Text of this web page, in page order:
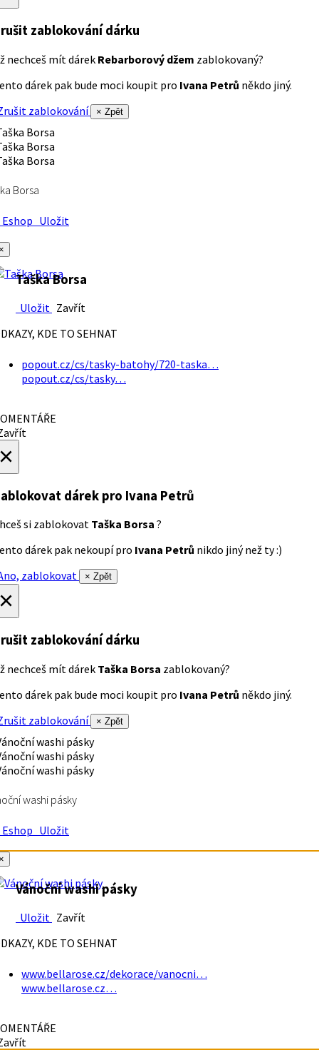
zablokování dárku
nechceš mít dárek Rebarborový džem zablokovaný?
dárek pak bude moci koupit pro Ivana Petrů někdo jiný.
zablokování
× Zpět
Borsa
Uložit
Taška Borsa
Uložit Zavřít
KDE TO SEHNAT
popout.cz/cs/tasky-batohy/720-taska…
popout.cz/cs/tasky…
dárek pro Ivana Petrů
si zablokovat Taška Borsa ?
dárek pak nekoupí pro Ivana Petrů nikdo jiný než ty :)
zablokovat
× Zpět
zablokování dárku
nechceš mít dárek Taška Borsa zablokovaný?
dárek pak bude moci koupit pro Ivana Petrů někdo jiný.
zablokování
× Zpět
washi pásky
Uložit
Vánoční washi pásky
Uložit Zavřít
KDE TO SEHNAT
www.bellarose.cz/dekorace/vanocni…
www.bellarose.cz…